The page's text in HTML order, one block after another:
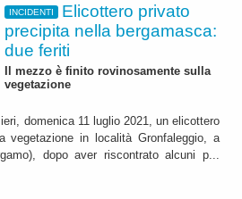
INCIDENTI
Elicottero privato
precipita nella bergamasca:
due feriti
Il mezzo è finito rovinosamente sulla
vegetazione
domenica 11 luglio 2021, un elicottero
vegetazione in località Gronfaleggio, a
dopo aver riscontrato alcuni p...